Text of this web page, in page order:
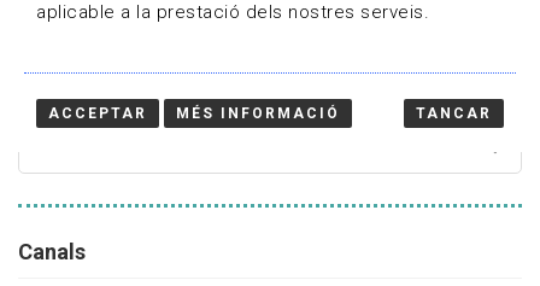
Canals
aplicable a la prestació dels nostres serveis.
ACCEPTAR MÉS INFORMACIÓ TANCAR